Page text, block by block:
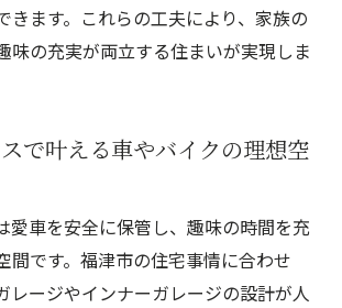
きます。これらの工夫により、家族の
味の充実が両立する住まいが実現しま
で叶える車やバイクの理想空
愛車を安全に保管し、趣味の時間を充
間です。福津市の住宅事情に合わせ
レージやインナーガレージの設計が人